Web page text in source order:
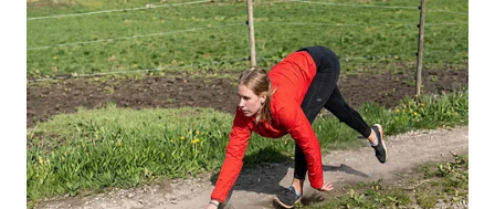
WN
SAMOSIR
WN
PADANG
LAWAS
WN